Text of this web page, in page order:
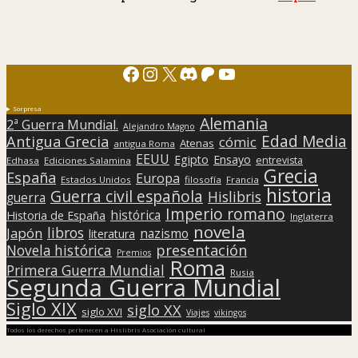
Facebook
Instagram
X Discord
Patreon
YouTube
Sorpresa
2ª Guerra Mundial. Alejandro Magno Alemania
Antigua Grecia antigua Roma Atenas cómic Edad Media
Edhasa Ediciones Salamina EEUU Egipto Ensayo entrevista
España Estados Unidos Europa filosofía Francia Grecia
guerra Guerra civil española Hislibris historia
Historia de España histórica Imperio romano Inglaterra
Japón libros literatura nazismo novela
Novela histórica Premios presentación
Primera Guerra Mundial Roma Rusia
Segunda Guerra Mundial
Siglo XIX siglo XVI siglo XX Viajes vikingos
Todos los derechos pertenecen a Hislibris Asociación cultural